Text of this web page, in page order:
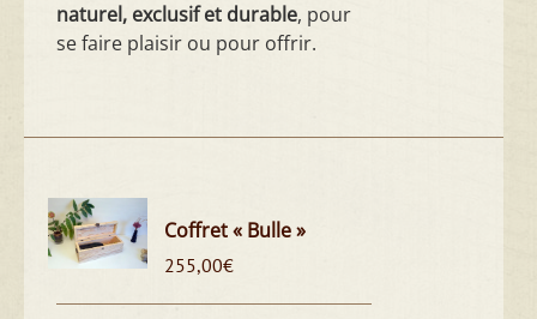
naturel, exclusif et durable, pour
se faire plaisir ou pour offrir.
Coffret « Bulle »
255,00€